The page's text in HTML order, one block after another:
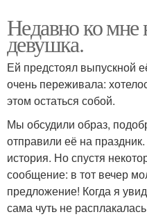
Недавно ко
девушка.
Ей предстоял выпускной
очень переживала:
этом остаться собой.
Мы обсудили образ,
отправили её на
история. Но спустя
сообщение: в тот вечер
предложение! Когда я
сама чуть не